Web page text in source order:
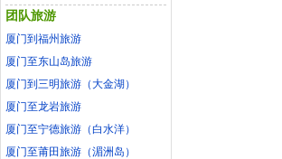
团队旅游
厦门到福州旅游
厦门至东山岛旅游
厦门到三明旅游（大金湖）
厦门至龙岩旅游
厦门至宁德旅游（白水洋）
厦门至莆田旅游（湄洲岛）